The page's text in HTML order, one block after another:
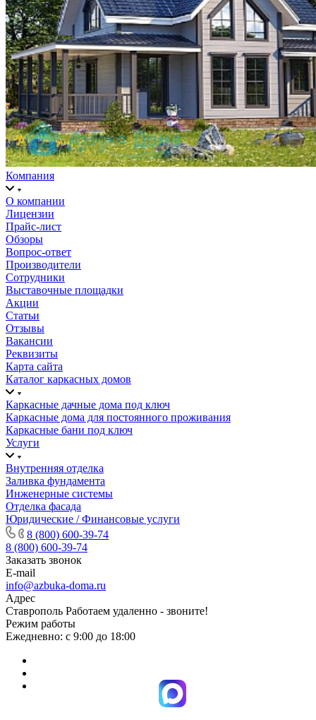
Компания
О компании
Лицензии
Прайс-лист
Обзоры
Вопрос-ответ
Производители
Сотрудники
Выставочные площадки
Акции
Статьи
Отзывы
Вакансии
Реквизиты
Карта сайта
Каталог каркасных домов
Каркасные дачные дома под ключ
Каркасные дома для постоянного проживания
Каркасные бани под ключ
Услуги
Внутренняя отделка
Заливка фундамента
Инженерные системы
Отделка фасада
Юридические / Финансовые услуги
8 (800) 600-39-74
8 (800) 600-39-74
Заказать звонок
E-mail
info@azbuka-doma.ru
Адрес
Ставрополь Работаем удаленно - звоните!
Режим работы
Ежедневно: с 9:00 до 18:00